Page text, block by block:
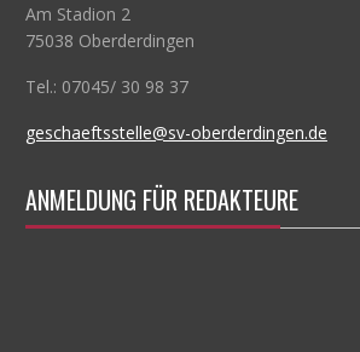
Am Stadion 2
75038 Oberderdingen
Tel.: 07045/ 30 98 37
geschaeftsstelle@sv-oberderdingen.de
ANMELDUNG FÜR REDAKTEURE